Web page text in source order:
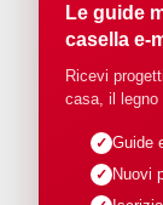
Le guide
casella e-
Ricevi
casa, il legno
Guide
Nuovi